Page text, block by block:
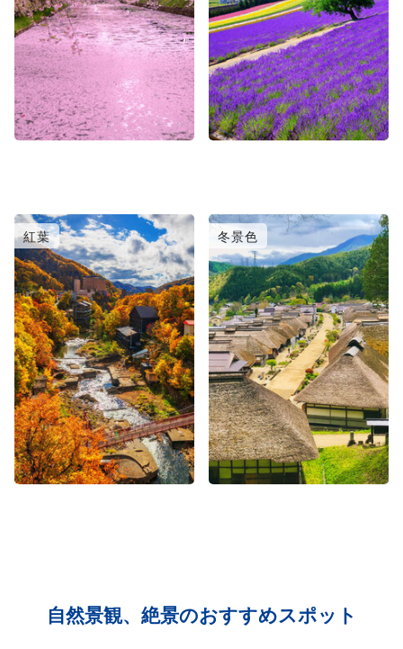
紅葉 冬景色
自然景観、絶景のおすすめスポット